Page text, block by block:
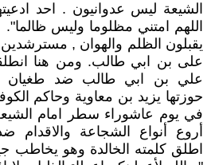
الشيعة ليس عدوانيون . احد
اللهم امتني مظلوما وليس
يقبلون الظلم والهوان , مسترشدين
على بن ابي طالب. ومن هنا
علي بن ابي طالب ضد طغيان
حوزتها يزيد بن معاوية وحاكم
في يوم عاشوراء سطر امام
أروع أنواع الشجاعة والاقدام
اطلق كلمته الخالدة وهو يخاطب